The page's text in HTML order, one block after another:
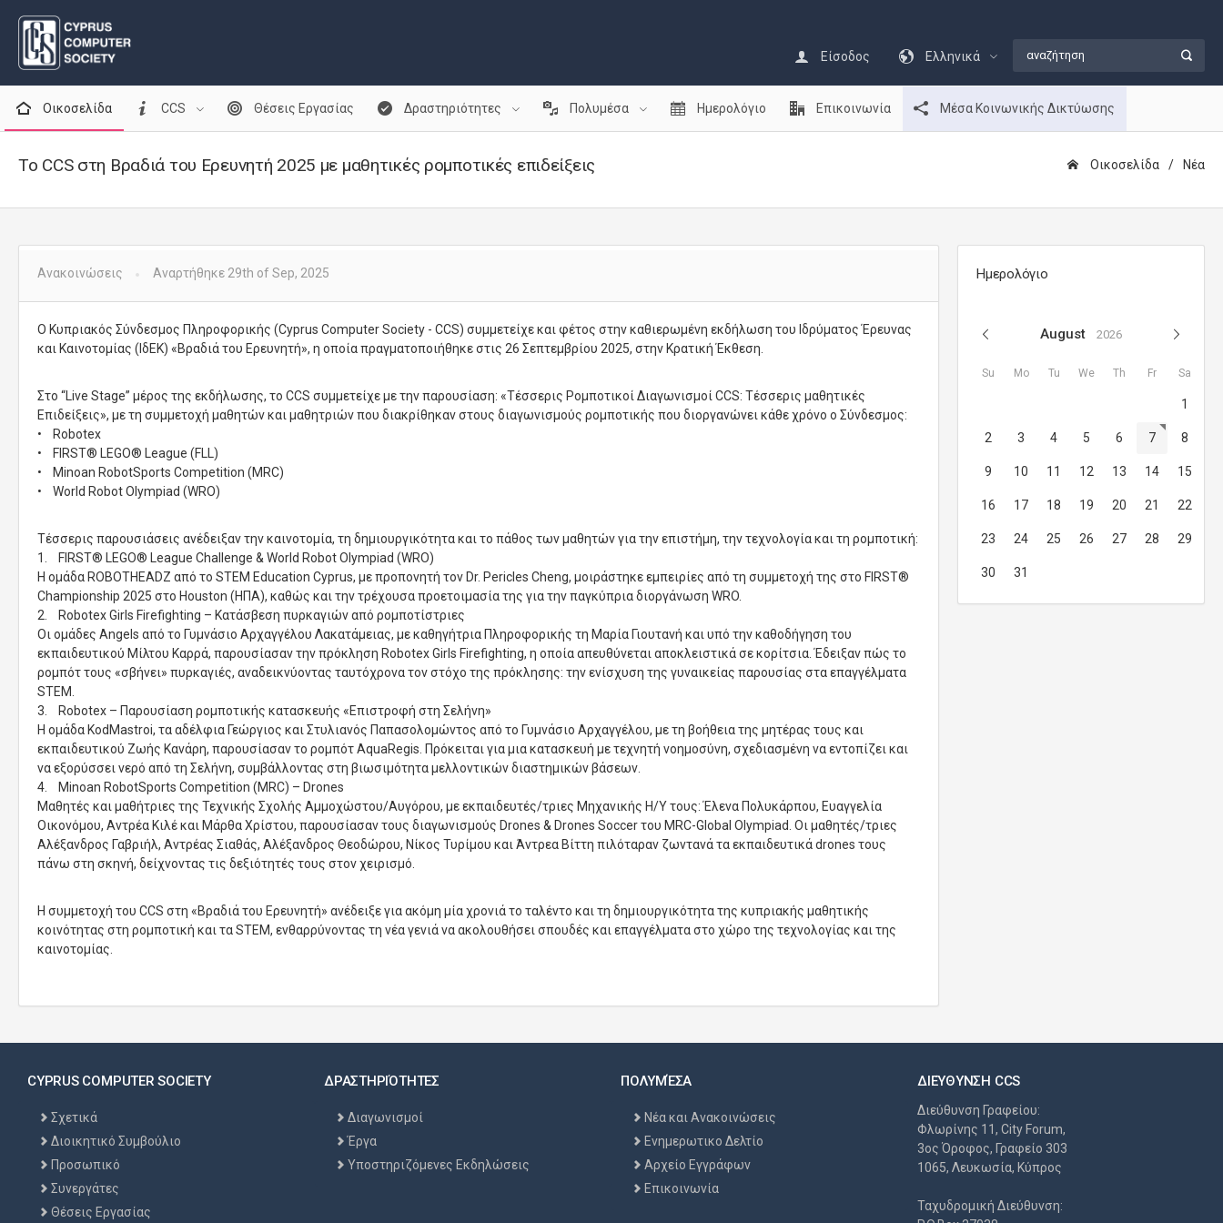
Είσοδος Ελληνικά
Οικοσελίδα CCS Θέσεις Εργασίας Δραστηριότητες Πολυμέσα Ημερολόγιο Επικοινωνία Μέσα Κοινωνικής Δικτύωσης
Το CCS στη Βραδιά του Ερευνητή 2025 με μαθητικές ρομποτικές επιδείξεις Οικοσελίδα Νέα
Ανακοινώσεις Αναρτήθηκε 29th of Sep, 2025
Ο Κυπριακός Σύνδεσμος Πληροφορικής (Cyprus Computer Society - CCS) συμμετείχε και φέτος στην καθιερωμένη εκδήλωση του Ιδρύματος Έρευνας
και Καινοτομίας (ΙδΕΚ) «Βραδιά του Ερευνητή», η οποία πραγματοποιήθηκε στις 26 Σεπτεμβρίου 2025, στην Κρατική Έκθεση.
Στο “Live Stage” μέρος της εκδήλωσης, το CCS συμμετείχε με την παρουσίαση: «Τέσσερις Ρομποτικοί Διαγωνισμοί CCS: Τέσσερις μαθητικές
Επιδείξεις», με τη συμμετοχή μαθητών και μαθητριών που διακρίθηκαν στους διαγωνισμούς ρομποτικής που διοργανώνει κάθε χρόνο ο Σύνδεσμος:
• Robotex
• FIRST® LEGO® League (FLL)
• Minoan RobotSports Competition (MRC)
• World Robot Olympiad (WRO)
Τέσσερις παρουσιάσεις ανέδειξαν την καινοτομία, τη δημιουργικότητα και το πάθος των μαθητών για την επιστήμη, την τεχνολογία και τη ρομποτική:
1. FIRST® LEGO® League Challenge & World Robot Olympiad (WRO)
Η ομάδα ROBOTHEADZ από το STEM Education Cyprus, με προπονητή τον Dr. Pericles Cheng, μοιράστηκε εμπειρίες από τη συμμετοχή της στο FIRST®
Championship 2025 στο Houston (ΗΠΑ), καθώς και την τρέχουσα προετοιμασία της για την παγκύπρια διοργάνωση WRO.
2. Robotex Girls Firefighting – Κατάσβεση πυρκαγιών από ρομποτίστριες
Οι ομάδες Angels από το Γυμνάσιο Αρχαγγέλου Λακατάμειας, με καθηγήτρια Πληροφορικής τη Μαρία Γιουτανή και υπό την καθοδήγηση του
εκπαιδευτικού Μίλτου Καρρά, παρουσίασαν την πρόκληση Robotex Girls Firefighting, η οποία απευθύνεται αποκλειστικά σε κορίτσια. Έδειξαν πώς το
ρομπότ τους «σβήνει» πυρκαγιές, αναδεικνύοντας ταυτόχρονα τον στόχο της πρόκλησης: την ενίσχυση της γυναικείας παρουσίας στα επαγγέλματα
STEM.
3. Robotex – Παρουσίαση ρομποτικής κατασκευής «Επιστροφή στη Σελήνη»
Η ομάδα KodMastroi, τα αδέλφια Γεώργιος και Στυλιανός Παπασολομώντος από το Γυμνάσιο Αρχαγγέλου, με τη βοήθεια της μητέρας τους και
εκπαιδευτικού Ζωής Κανάρη, παρουσίασαν το ρομπότ AquaRegis. Πρόκειται για μια κατασκευή με τεχνητή νοημοσύνη, σχεδιασμένη να εντοπίζει και
να εξορύσσει νερό από τη Σελήνη, συμβάλλοντας στη βιωσιμότητα μελλοντικών διαστημικών βάσεων.
4. Minoan RobotSports Competition (MRC) – Drones
Μαθητές και μαθήτριες της Τεχνικής Σχολής Αμμοχώστου/Αυγόρου, με εκπαιδευτές/τριες Μηχανικής Η/Υ τους: Έλενα Πολυκάρπου, Ευαγγελία
Οικονόμου, Αντρέα Κιλέ και Μάρθα Χρίστου, παρουσίασαν τους διαγωνισμούς Drones & Drones Soccer του MRC-Global Olympiad. Οι μαθητές/τριες
Αλέξανδρος Γαβριήλ, Αντρέας Σιαθάς, Αλέξανδρος Θεοδώρου, Νίκος Τυρίμου και Άντρεα Βίττη πιλόταραν ζωντανά τα εκπαιδευτικά drones τους
πάνω στη σκηνή, δείχνοντας τις δεξιότητές τους στον χειρισμό.
Η συμμετοχή του CCS στη «Βραδιά του Ερευνητή» ανέδειξε για ακόμη μία χρονιά το ταλέντο και τη δημιουργικότητα της κυπριακής μαθητικής
κοινότητας στη ρομποτική και τα STEM, ενθαρρύνοντας τη νέα γενιά να ακολουθήσει σπουδές και επαγγέλματα στο χώρο της τεχνολογίας και της
καινοτομίας.
Ημερολόγιο
August 2026
Su Mo Tu We Th Fr Sa
1
2 3 4 5 6 7 8
9 10 11 12 13 14 15
16 17 18 19 20 21 22
23 24 25 26 27 28 29
30 31
CYPRUS COMPUTER SOCIETY
Σχετικά
Διοικητικό Συμβούλιο
Προσωπικό
Συνεργάτες
Θέσεις Εργασίας
ΔΡΑΣΤΗΡΙΌΤΗΤΕΣ
Διαγωνισμοί
Έργα
Υποστηριζόμενες Εκδηλώσεις
ΠΟΛΥΜΈΣΑ
Νέα και Ανακοινώσεις
Ενημερωτικο Δελτίο
Αρχείο Εγγράφων
Επικοινωνία
ΔΙΕΎΘΥΝΣΗ CCS
Διεύθυνση Γραφείου:
Φλωρίνης 11, City Forum,
3ος Όροφος, Γραφείο 303
1065, Λευκωσία, Κύπρος
Ταχυδρομική Διεύθυνση: